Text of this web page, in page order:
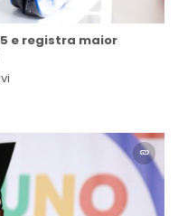
e registra maior